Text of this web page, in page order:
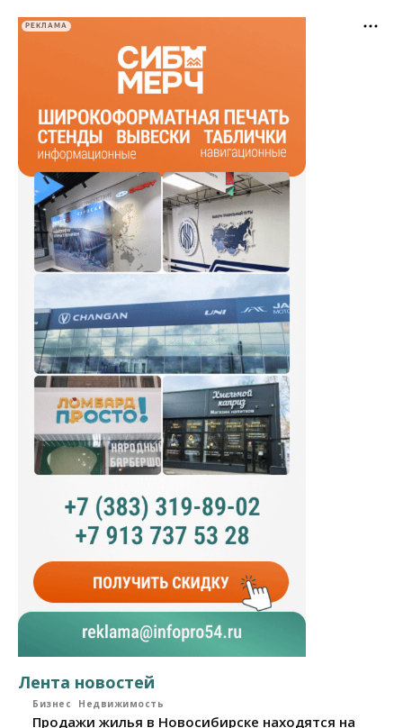
РЕКЛАМА
Лента новостей
Бизнес Недвижимость
Продажи жилья в Новосибирске находятся на